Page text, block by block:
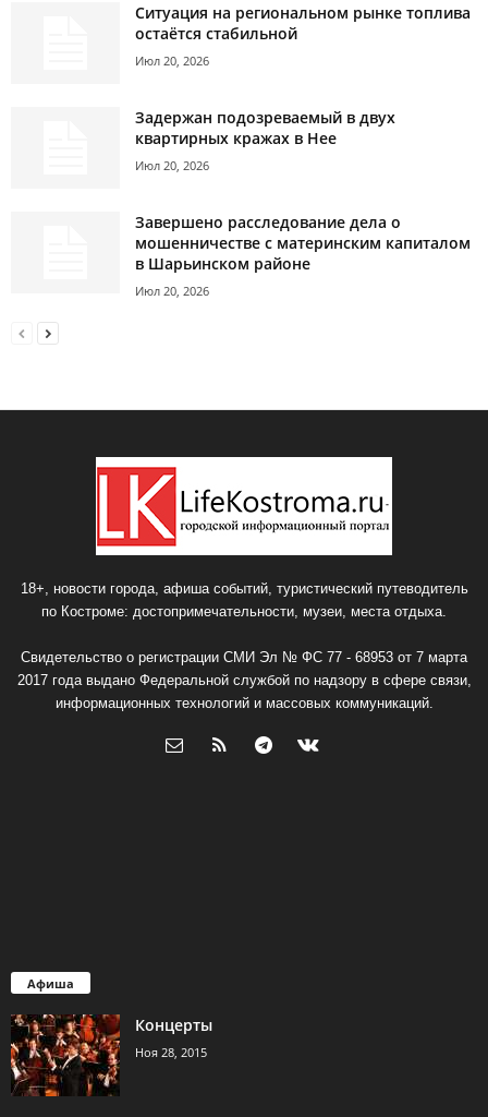
Ситуация на региональном рынке топлива
остаётся стабильной
Июл 20, 2026
Задержан подозреваемый в двух
квартирных кражах в Нее
Июл 20, 2026
Завершено расследование дела о
мошенничестве с материнским капиталом
в Шарьинском районе
Июл 20, 2026
18+, новости города, афиша событий, туристический путеводитель
по Костроме: достопримечательности, музеи, места отдыха.
Свидетельство о регистрации СМИ Эл № ФС 77 - 68953 от 7 марта
2017 года выдано Федеральной службой по надзору в сфере связи,
информационных технологий и массовых коммуникаций.
Афиша
Концерты
Ноя 28, 2015